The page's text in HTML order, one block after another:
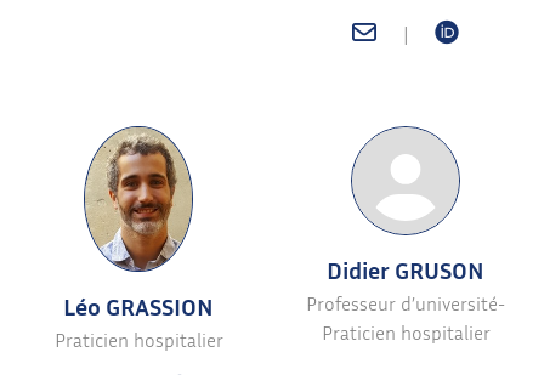
|
Léo GRASSION
Praticien hospitalier
Didier GRUSON
Professeur d’université-
Praticien hospitalier